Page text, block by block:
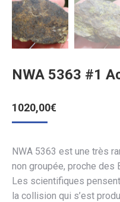
NWA 5363 #1
1020,00€
NWA 5363 est une très
non groupée, proche des
Les scientifiques
la collision qui s’est